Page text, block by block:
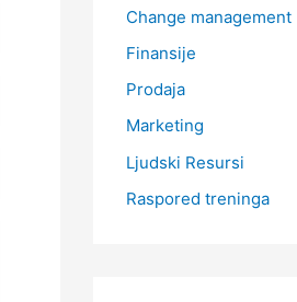
Change management
Finansije
Prodaja
Marketing
Ljudski Resursi
Raspored treninga